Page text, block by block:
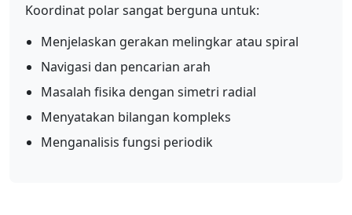
Koordinat polar sangat berguna untuk:
Menjelaskan gerakan melingkar atau spiral
Navigasi dan pencarian arah
Masalah fisika dengan simetri radial
Menyatakan bilangan kompleks
Menganalisis fungsi periodik